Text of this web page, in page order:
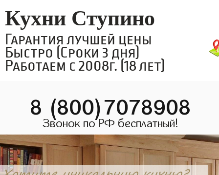
Кухни Ступино
Гарантия лучшей цены
Быстро (Сроки 3 дня)
Работаем с 2008г. (18 лет)
8 (800)7078908
Звонок по РФ бесплатный!